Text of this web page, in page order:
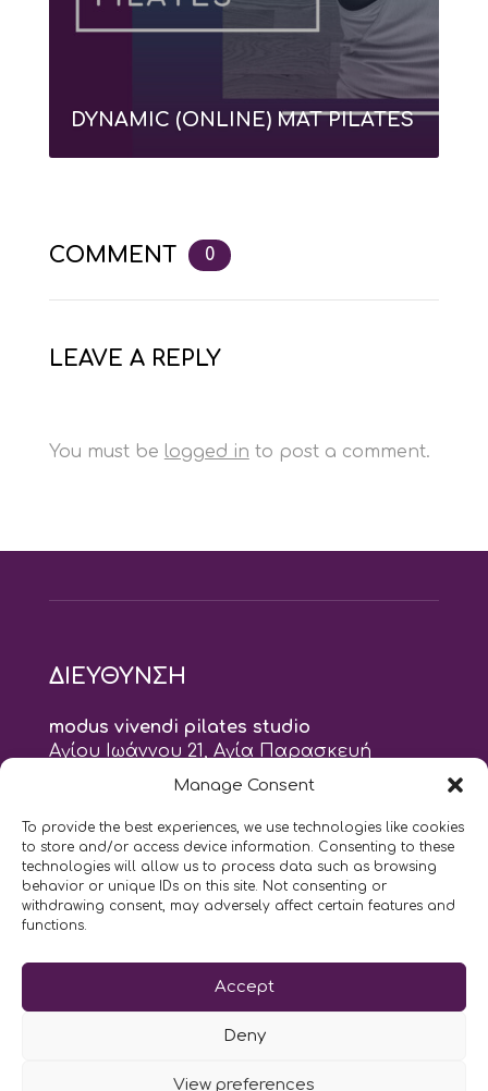
Manage Consent
To provide the best experiences, we use technologies like cookies
to store and/or access device information. Consenting to these
technologies will allow us to process data such as browsing
behavior or unique IDs on this site. Not consenting or
withdrawing consent, may adversely affect certain features and
functions.
Accept
Deny
View preferences
DYNAMIC (ONLINE) MAT PILATES
COMMENT 0
LEAVE A REPLY
You must be logged in to post a comment.
ΔΙΕΥΘΥΝΣΗ
modus vivendi pilates studio
Αγίου Ιωάννου 21, Αγία Παρασκευή
τηλ: 210 6082152
naskari.d@modusvivendi-pilates.gr
ΣΗΜΕΡΑ ΕΙΝΑΙ 07/08
10:00 - 2:00